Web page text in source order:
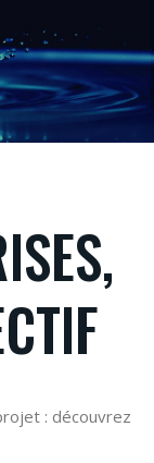
: découvrez